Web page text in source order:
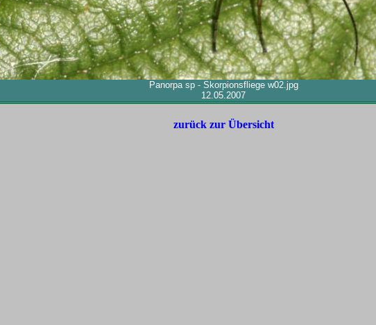
Panorpa sp - Skorpionsfliege w02.jpg
12.05.2007
zurück zur Übersicht